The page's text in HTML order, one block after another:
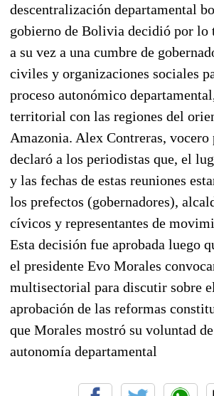
descentralización departamental
gobierno de Bolivia decidió por lo
a su vez a una cumbre de
civiles y organizaciones sociales
proceso autonómico
territorial con las regiones del
Amazonia. Alex Contreras, vocero
declaró a los periodistas que, el
y las fechas de estas reuniones
los prefectos (gobernadores),
cívicos y representantes de
Esta decisión fue aprobada luego
el presidente Evo Morales
multisectorial para discutir sobre
aprobación de las reformas
que Morales mostró su voluntad
autonomía departamental